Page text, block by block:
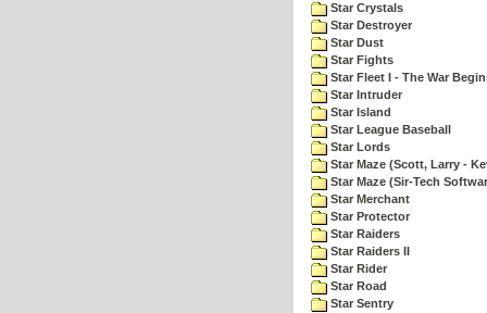
Star Crystals
Star Destroyer
Star Dust
Star Fights
Star Fleet I - The War
Star Intruder
Star Island
Star League Baseball
Star Lords
Star Maze (Scott, Larry -
Star Maze (Sir-Tech
Star Merchant
Star Protector
Star Raiders
Star Raiders II
Star Rider
Star Road
Star Sentry